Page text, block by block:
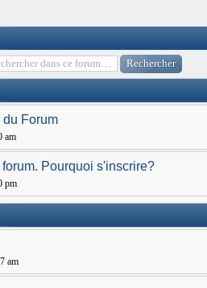
Forum
am
Pourquoi s'inscrire?
pm
am